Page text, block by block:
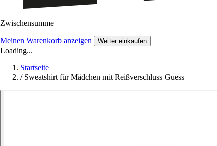
Zwischensumme
Meinen Warenkorb anzeigen Weiter einkaufen
Loading...
Startseite
/ Sweatshirt für Mädchen mit Reißverschluss Guess